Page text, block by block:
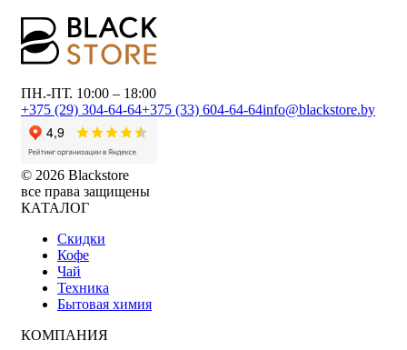
ПН.-ПТ. 10:00 – 18:00
+375 (29) 304-64-64+375 (33) 604-64-64info@blackstore.by
© 2026 Blackstore
все права защищены
КАТАЛОГ
Скидки
Кофе
Чай
Техника
Бытовая химия
КОМПАНИЯ